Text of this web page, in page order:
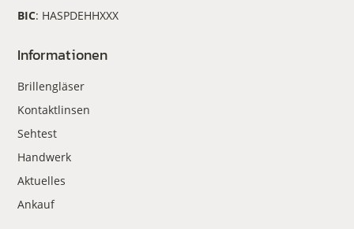
BIC: HASPDEHHXXX
Informationen
Brillengläser
Kontaktlinsen
Sehtest
Handwerk
Aktuelles
Ankauf